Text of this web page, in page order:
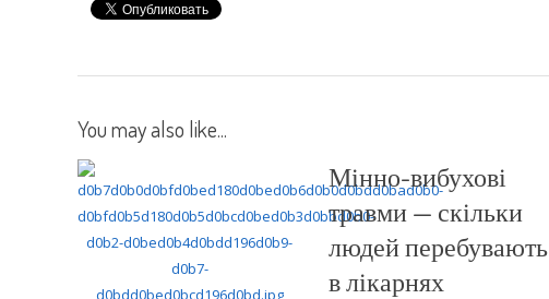
You may also like...
Мінно-вибухові
травми — скільки
людей перебувають
в лікарнях